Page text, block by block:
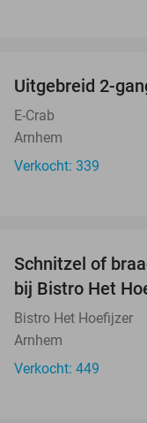
Uitgebreid 2-
E-Crab
Arnhem
Verkocht: 339
Schnitzel of
bij Bistro Het
Bistro Het Hoefijzer
Arnhem
Verkocht: 449